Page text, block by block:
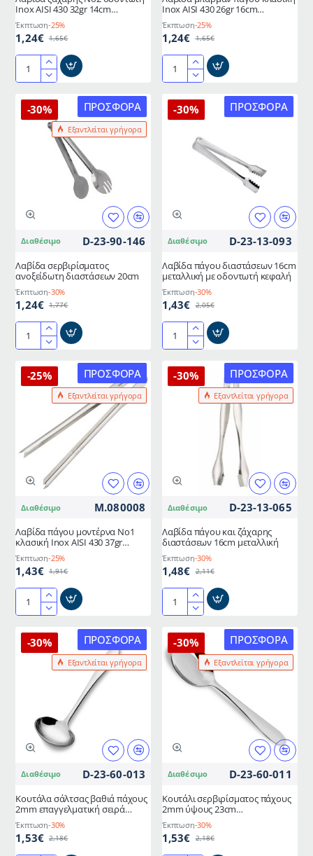
Inox AISI 430 32gr 14cm
ελληνικής κατασκευής METANO
Έκπτωση-25%
1,24€ 1,65€
Λαβίδα
Νο2
οδοντωτή
κατασκευής
Inox AISI 430 26gr 16cm
ελληνικής κατασκευής METANO
Έκπτωση-25%
1,24€ 1,65€
Λαβίδα
πάγου
κλασική
κατασκευής
ΠΡΟΣΦΟΡΆ
Εξαντλείται γρήγορα
-30%
Διαθέσιμο D-23-90-146
Λαβίδα σερβιρίσματος
ανοξείδωτη διαστάσεων 20cm
Έκπτωση-30%
1,24€ 1,77€
Λαβίδα
ανοξείδωτη
διαστάσεων
ΠΡΟΣΦΟΡΆ
-30%
Διαθέσιμο D-23-13-093
Λαβίδα πάγου διαστάσεων 16cm
μεταλλική με οδοντωτή κεφαλή
Έκπτωση-30%
1,43€ 2,05€
Λαβίδα
διαστάσεων
16cm
μεταλλική
ΠΡΟΣΦΟΡΆ
Εξαντλείται γρήγορα
-25%
Διαθέσιμο M.080008
Λαβίδα πάγου μοντέρνα Νο1
κλασική Inox AISI 430 37gr
17,5cm ελληνικής κατασκευής
METANO
Έκπτωση-25%
1,43€ 1,91€
Λαβίδα
μοντέρνα
Νο1
17,5cm
ελληνικής
METANO
ΠΡΟΣΦΟΡΆ
Εξαντλείται γρήγορα
-30%
Διαθέσιμο D-23-13-065
Λαβίδα πάγου και ζάχαρης
διαστάσεων 16cm μεταλλική
Έκπτωση-30%
1,48€ 2,11€
Λαβίδα
και
ζάχαρης
διαστάσεων
16cm
μεταλλική
ΠΡΟΣΦΟΡΆ
Εξαντλείται γρήγορα
-30%
Διαθέσιμο D-23-60-013
Κουτάλα σάλτσας βαθιά πάχους
2mm επαγγελματική σειρά
PROFESSIONAL
Έκπτωση-30%
1,53€ 2,18€
ΠΡΟΣΦΟΡΆ
Εξαντλείται γρήγορα
-30%
Διαθέσιμο D-23-60-011
Κουτάλι σερβιρίσματος πάχους
2mm ύψους 23cm
επαγγελματική σειρά
PROFESSIONAL
Έκπτωση-30%
1,53€ 2,18€